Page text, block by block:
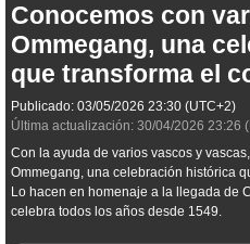
Conocemos con
Ommegang, una
que transforma el
Publicado: 03/05/2026 23:30 (UTC+2)
Última actualización: 30/04/2026 23:26
Con la ayuda de varios vascos y
Ommegang, una celebración histórica
Lo hacen en homenaje a la llegada de
celebra todos los años desde 1549.